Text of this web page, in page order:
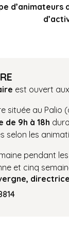
d’animateurs
est ouvert
située au Palio
de 9h à 18h
selon les
pendant
et cinq